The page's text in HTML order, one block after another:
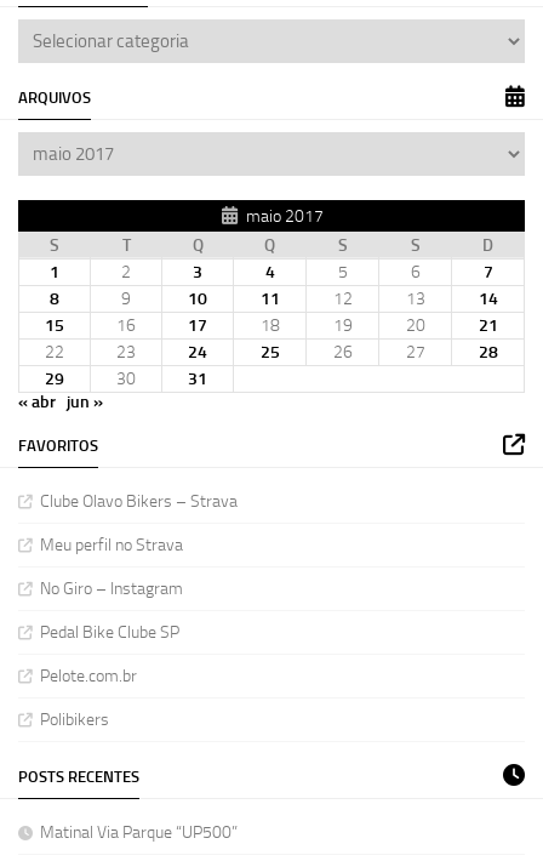
ARQUIVOS
maio 2017
S
T Q Q S S
D
1
2 3 4 5 6
7
8
9 10 11 12 13
14
15
16 17 18 19 20
21
22
23 24 25 26 27
28
29
30
31
« abr jun »
FAVORITOS
Clube Olavo Bikers – Strava
Meu perfil no Strava
No Giro – Instagram
Pedal Bike Clube SP
Pelote.com.br
Polibikers
POSTS RECENTES
Matinal Via Parque “UP500”